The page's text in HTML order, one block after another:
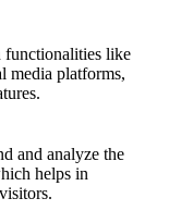
functionalities like
media platforms,
and analyze the
helps in